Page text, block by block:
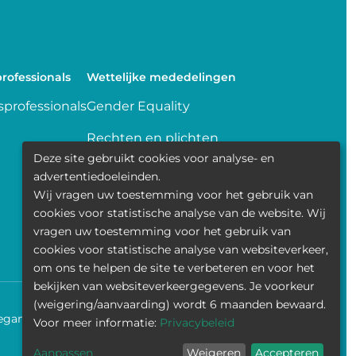
Wettelijke mededelingen
Gender Equality
Rechten en plichten
Delen van gegevens
Transparence
Politique de la vie privée
ContactCookiesWettelijke mededelingen
Deze site gebruikt cookies voor analyse- en
advertentiedoeleinden.
Wij vragen uw toestemming voor het gebruik van
cookies voor statistische analyse van de website. Wij
vragen uw toestemming voor het gebruik van
cookies voor statistische analyse van websiteverkeer,
om ons te helpen de site te verbeteren en voor het
bekijken van websiteverkeergegevens. Je voorkeur
(weigering/aanvaarding) wordt 6 maanden bewaard.
Voor meer informatie: Privacybeleid